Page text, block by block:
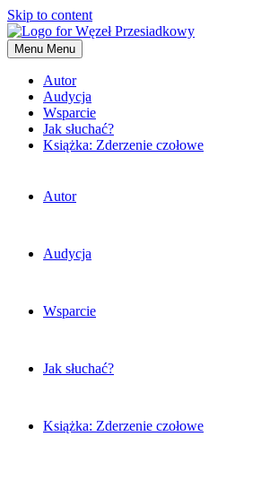
Skip to content
Menu Menu
Autor
Audycja
Wsparcie
Jak słuchać?
Książka: Zderzenie czołowe
Autor
Audycja
Wsparcie
Jak słuchać?
Książka: Zderzenie czołowe